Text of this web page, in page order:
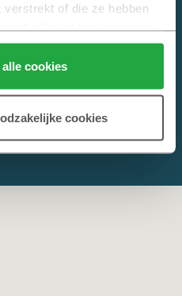
verstrekt of die ze hebben
gebruik van hun services.
over ons cookiebeleid.
cookies
cookies